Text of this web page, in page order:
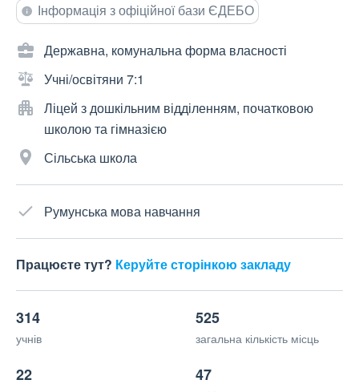
Інформація з офіційної бази ЄДЕБО
Державна, комунальна форма власності
Учні/освітяни 7:1
Ліцей з дошкільним відділенням, початковою
школою та гімназією
Сільська школа
Румунська мова навчання
Працюєте тут? Керуйте сторінкою закладу
314
учнів
525
загальна кількість місць
22 47